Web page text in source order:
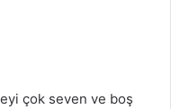
çok seven ve boş